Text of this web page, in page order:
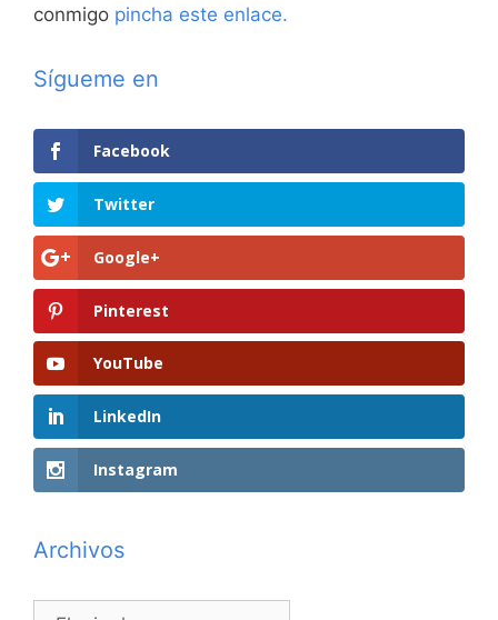
conmigo pincha este enlace.
Sígueme en
Facebook
Twitter
Google+
Pinterest
YouTube
LinkedIn
Instagram
Archivos
Archivos